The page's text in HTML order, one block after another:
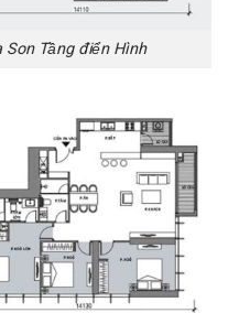
Son Tầng điển Hình